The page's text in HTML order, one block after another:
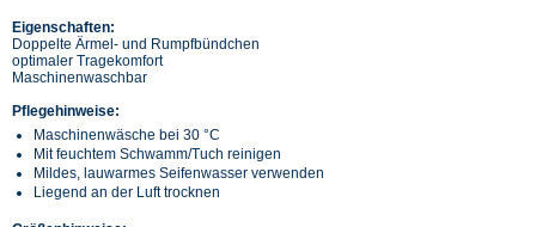
Eigenschaften:
Doppelte Ärmel- und Rumpfbündchen
optimaler Tragekomfort
Maschinenwaschbar
Pflegehinweise:
Maschinenwäsche bei 30 °C
Mit feuchtem Schwamm/Tuch reinigen
Mildes, lauwarmes Seifenwasser verwenden
Liegend an der Luft trocknen